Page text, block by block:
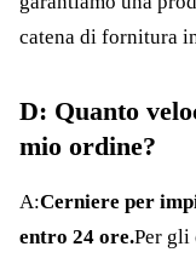
catena di fornitura
D: Quanto
mio ordine?
A:Cerniere per
entro 24 ore.Per gli